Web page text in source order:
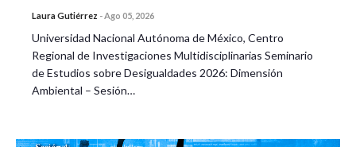
Laura Gutiérrez -Ago 05, 2026
Universidad Nacional Autónoma de México, Centro
Regional de Investigaciones Multidisciplinarias Seminario
de Estudios sobre Desigualdades 2026: Dimensión
Ambiental – Sesión…